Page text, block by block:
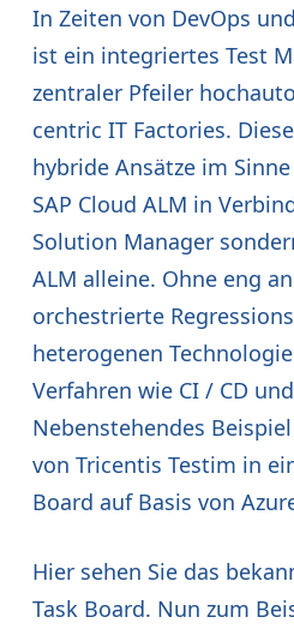
In Zeiten von DevOps
ist ein integriertes Test
zentraler Pfeiler
centric IT Factories.
hybride Ansätze im
SAP Cloud ALM in
Solution Manager
ALM alleine. Ohne eng
orchestrierte
heterogenen
Verfahren wie CI / CD
Nebenstehendes
von Tricentis Testim in
Board auf Basis von
Hier sehen Sie das
Task Board. Nun zum